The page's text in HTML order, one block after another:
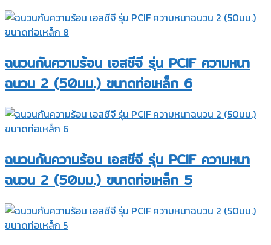
ฉนวนกันความร้อน เอสซีจี รุ่น PCIF ความหนา
ฉนวน 2 (50มม.) ขนาดท่อเหล็ก 6
ฉนวนกันความร้อน เอสซีจี รุ่น PCIF ความหนา
ฉนวน 2 (50มม.) ขนาดท่อเหล็ก 5